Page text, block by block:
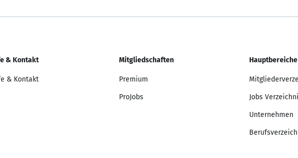
& Kontakt
& Kontakt
Mitgliedschaften
Premium
ProJobs
Hauptbereiche
Jobs
Unternehmen